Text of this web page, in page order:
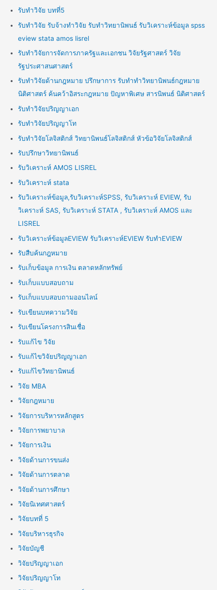
รับทำวิจัย บทที่5
รับทำวิจัย รับจ้างทำวิจัย รับทำวิทยานิพนธ์ รับวิเคราะห์ข้อมูล spss
eview stata amos lisrel
รับทำวิจัยการจัดการภาครัฐและเอกชน วิจัยรัฐศาสตร์ วิจัย
รัฐประศาสนศาสตร์
รับทำวิจัยด้านกฎหมาย ปรึกษาการ รับทำทำวิทยานิพนธ์กฎหมาย
นิติศาสตร์ ค้นคว้าอิสระกฎหมาย ปัญหาพิเศษ สารนิพนธ์ นิติศาสตร์
รับทำวิจัยปริญญาเอก
รับทำวิจัยปริญญาโท
รับทำวิจัยโลจิสติกส์ วิทยานิพนธ์โลจิสติกส์ หัวข้อวิจัยโลจิสติกส์
รับปรึกษาวิทยานิพนธ์
รับวิเคราะห์ AMOS LISREL
รับวิเคราะห์ stata
รับวิเคราะห์ข้อมูล,รับวิเคราะห์SPSS, รับวิเคราะห์ EVIEW, รับ
วิเคราะห์ SAS, รับวิเคราะห์ STATA , รับวิเคราะห์ AMOS และ
LISREL
รับวิเคราะห์ข้อมูลEVIEW รับวิเคราะห์EVIEW รับทำEVIEW
รับสืบค้นกฎหมาย
รับเก็บข้อมูล การเงิน ตลาดหลักทรัพย์
รับเก็บแบบสอบถาม
รับเก็บแบบสอบถามออนไลน์
รับเขียนบทความวิจัย
รับเขียนโครงการสินเชื่อ
รับแก้ไข วิจัย
รับแก้ไขวิจัยปริญญาเอก
รับแก้ไขวิทยานิพนธ์
วิจัย MBA
วิจัยกฎหมาย
วิจัยการบริหารหลักสูตร
วิจัยการพยาบาล
วิจัยการเงิน
วิจัยด้านการขนส่ง
วิจัยด้านการตลาด
วิจัยด้านการศึกษา
วิจัยนิเทศศาสตร์
วิจัยบทที่ 5
วิจัยบริหารธุรกิจ
วิจัยบัญชี
วิจัยปริญญาเอก
วิจัยปริญญาโท